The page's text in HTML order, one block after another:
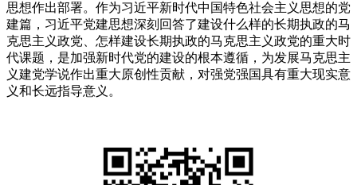
思想作出部署。作为习近平新时代中国特色社会主义思想的党
建篇，习近平党建思想深刻回答了建设什么样的长期执政的马
克思主义政党、怎样建设长期执政的马克思主义政党的重大时
代课题，是加强新时代党的建设的根本遵循，为发展马克思主
义建党学说作出重大原创性贡献，对强党强国具有重大现实意
义和长远指导意义。